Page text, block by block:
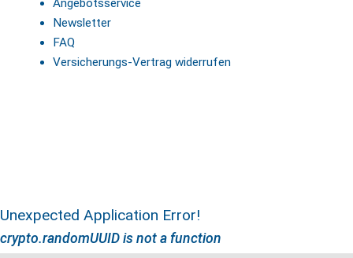
Angebotsservice
Newsletter
FAQ
Versicherungs-Vertrag widerrufen
Unexpected Application Error!
crypto.randomUUID is not a function